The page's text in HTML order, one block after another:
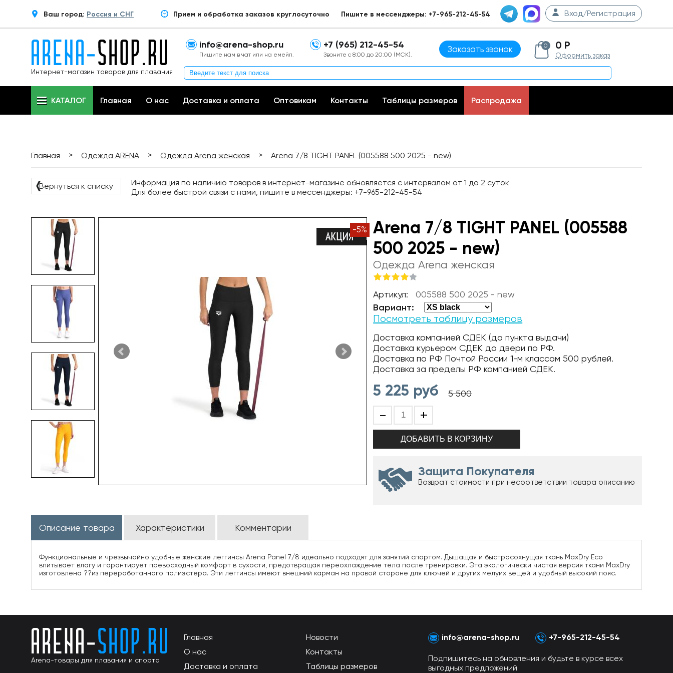
Ваш город: Россия и СНГ Прием и обработка заказов круглосуточно Пишите в мессенджеры: +7-965-212-45-54 Вход/Регистрация
Интернет-магазин товаров для плавания
info@arena-shop.ru
Пишите нам в чат или на емейл.
+7 (965) 212-45-54
Звоните с 8:00 до 20:00 (МСК).
Заказать звонок 0 0 Р
Оформить заказ
КАТАЛОГ Главная О нас Доставка и оплата Оптовикам Контакты Таблицы размеров Распродажа
Главная > Одежда ARENA > Одежда Arena женская > Arena 7/8 TIGHT PANEL (005588 500 2025 - new)
❬Вернуться к списку
Информация по наличию товаров в интернет-магазине обновляется с интервалом от 1 до 2 суток
Для более быстрой связи с нами, пишите в мессенджеры: +7-965-212-45-54
-5%
Arena 7/8 TIGHT PANEL (005588
500 2025 - new)
Одежда Arena женская
Артикул: 005588 500 2025 - new
Вариант:
Посмотреть таблицу размеров
Доставка компанией СДЕК (до пункта выдачи)
Доставка курьером СДЕК до двери по РФ.
Доставка по РФ Почтой России 1-м классом 500 рублей.
Доставка за пределы РФ компанией СДЕК.
5 225 руб 5 500
- +
Защита Покупателя
Возврат стоимости при несоответствии товара описанию
Описание товара Характеристики Комментарии
Функциональные и чрезвычайно удобные женские леггинсы Arena Panel 7/8 идеально подходят для занятий спортом. Дышащая и быстросохнущая ткань MaxDry Eco
впитывает влагу и гарантирует превосходный комфорт в сухости, предотвращая переохлаждение тела после тренировки. Эта экологически чистая версия ткани MaxDry
изготовлена ??из переработанного полиэстера. Эти леггинсы имеют внешний карман на правой стороне для ключей и других мелуих вещей и удобный высокий пояс.
Arena-товары для плавания и спорта
Главная
О нас
Доставка и оплата
Новости
Контакты
Таблицы размеров
info@arena-shop.ru +7-965-212-45-54
Подпишитесь на обновления и будьте в курсе всех
выгодных предложений